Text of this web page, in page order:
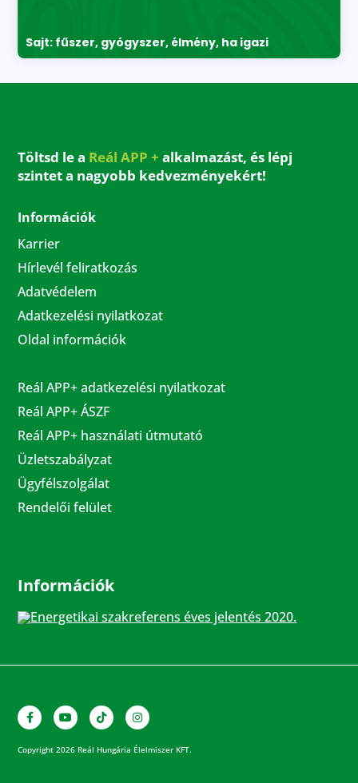
Sajt: fűszer, gyógyszer, élmény, ha igazi
Töltsd le a Reál APP + alkalmazást, és lépj
szintet a nagyobb kedvezményekért!
Információk
Karrier
Hírlevél feliratkozás
Adatvédelem
Adatkezelési nyilatkozat
Oldal információk
Reál APP+ adatkezelési nyilatkozat
Reál APP+ ÁSZF
Reál APP+ használati útmutató
Üzletszabályzat
Ügyfélszolgálat
Rendelői felület
Információk
Energetikai szakreferens éves jelentés 2020.
Copyright 2026 Reál Hungária Élelmiszer KFT.